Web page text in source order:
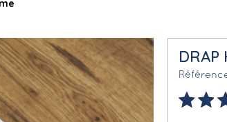
DRAP